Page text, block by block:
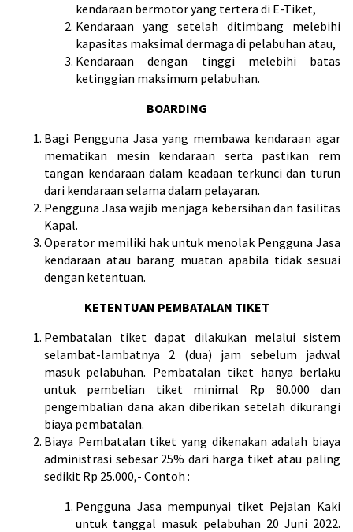
kendaraan bermotor yang tertera di E-Tiket,
Kendaraan yang setelah ditimbang melebihi
kapasitas maksimal dermaga di pelabuhan atau,
Kendaraan dengan tinggi melebihi batas
ketinggian maksimum pelabuhan.
BOARDING
Bagi Pengguna Jasa yang membawa kendaraan agar
mematikan mesin kendaraan serta pastikan rem
tangan kendaraan dalam keadaan terkunci dan turun
dari kendaraan selama dalam pelayaran.
Pengguna Jasa wajib menjaga kebersihan dan fasilitas
Kapal.
Operator memiliki hak untuk menolak Pengguna Jasa
kendaraan atau barang muatan apabila tidak sesuai
dengan ketentuan.
KETENTUAN PEMBATALAN TIKET
Pembatalan tiket dapat dilakukan melalui sistem
selambat-lambatnya 2 (dua) jam sebelum jadwal
masuk pelabuhan. Pembatalan tiket hanya berlaku
untuk pembelian tiket minimal Rp 80.000 dan
pengembalian dana akan diberikan setelah dikurangi
biaya pembatalan.
Biaya Pembatalan tiket yang dikenakan adalah biaya
administrasi sebesar 25% dari harga tiket atau paling
sedikit Rp 25.000,- Contoh :
Pengguna Jasa mempunyai tiket Pejalan Kaki
untuk tanggal masuk pelabuhan 20 Juni 2022.